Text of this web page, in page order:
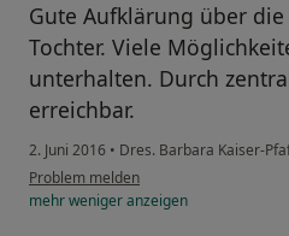
Gute Aufklärung über
Tochter. Viele
unterhalten. Durch
erreichbar.
2. Juni 2016 • Dres. Barbara Kaiser-
Problem melden
mehrwenigeranzeigen